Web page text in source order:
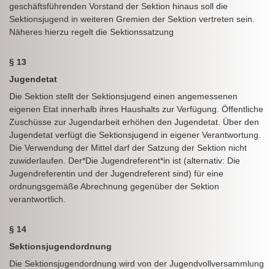
geschäftsführenden Vorstand der Sektion hinaus soll die
Sektionsjugend in weiteren Gremien der Sektion vertreten sein.
Näheres hierzu regelt die Sektionssatzung
§ 13
Jugendetat
Die Sektion stellt der Sektionsjugend einen angemessenen
eigenen Etat innerhalb ihres Haushalts zur Verfügung. Öffentliche
Zuschüsse zur Jugendarbeit erhöhen den Jugendetat. Über den
Jugendetat verfügt die Sektionsjugend in eigener Verantwortung.
Die Verwendung der Mittel darf der Satzung der Sektion nicht
zuwiderlaufen. Der*Die Jugendreferent*in ist (alternativ: Die
Jugendreferentin und der Jugendreferent sind) für eine
ordnungsgemäße Abrechnung gegenüber der Sektion
verantwortlich.
§ 14
Sektionsjugendordnung
Die Sektionsjugendordnung wird von der Jugendvollversammlung